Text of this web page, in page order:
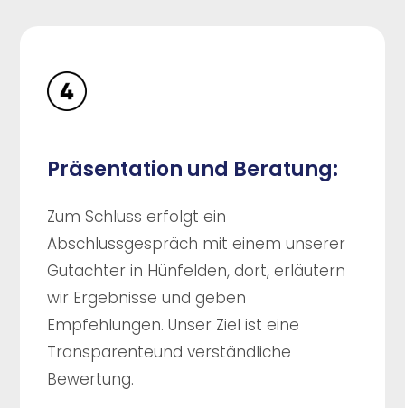
Präsentation und Beratung:
Zum Schluss erfolgt ein
Abschlussgespräch mit einem unserer
Gutachter in Hünfelden, dort, erläutern
wir Ergebnisse und geben
Empfehlungen. Unser Ziel ist eine
Transparenteund verständliche
Bewertung.